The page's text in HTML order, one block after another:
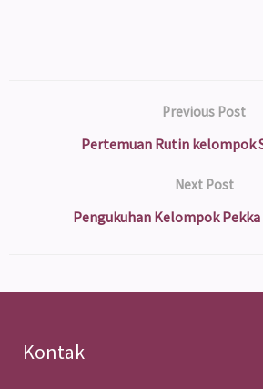
Previous Post
Pertemuan Rutin kelompok
Next Post
Pengukuhan Kelompok Pekka
Kontak